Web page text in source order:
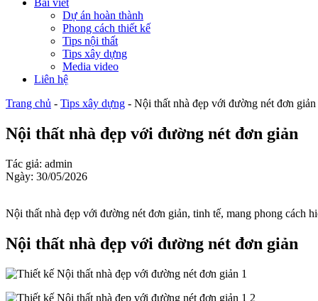
Bài viết
Dự án hoàn thành
Phong cách thiết kế
Tips nội thất
Tips xây dựng
Media video
Liên hệ
Trang chủ - Tips xây dựng - Nội thất nhà đẹp với đường nét đơn giản
Nội thất nhà đẹp với đường nét đơn giản
Tác giả: admin
Ngày: 30/05/2026
Nội thất nhà đẹp với đường nét đơn giản, tinh tế, mang phong cách
Nội thất nhà đẹp với đường nét đơn giản